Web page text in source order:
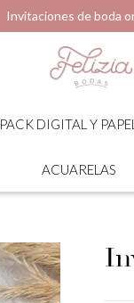
Invitaciones de boda
PACK DIGITAL Y PAPEL
ACUARELAS